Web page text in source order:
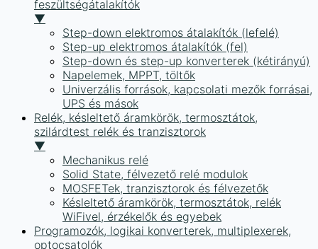
feszültségátalakítók
▼
Step-down elektromos átalakítók (lefelé)
Step-up elektromos átalakítók (fel)
Step-down és step-up konverterek (kétirányú)
Napelemek, MPPT, töltők
Univerzális források, kapcsolati mezők forrásai,
UPS és mások
Relék, késleltető áramkörök, termosztátok,
szilárdtest relék és tranzisztorok
▼
Mechanikus relé
Solid State, félvezető relé modulok
MOSFETek, tranzisztorok és félvezetők
Késleltető áramkörök, termosztátok, relék
WiFivel, érzékelők és egyebek
Programozók, logikai konverterek, multiplexerek,
optocsatolók